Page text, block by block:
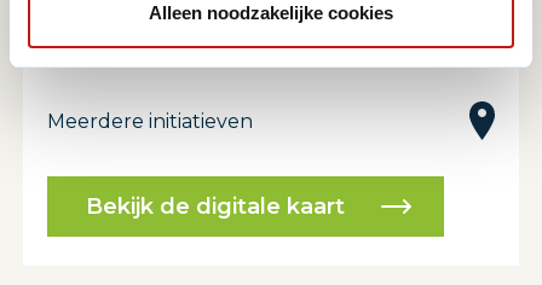
Alleen noodzakelijke cookies
Meerdere initiatieven
Bekijk de digitale kaart